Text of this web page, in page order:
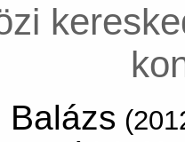
Balázs